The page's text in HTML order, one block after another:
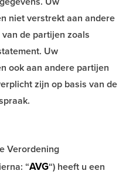
niet verstrekt aan andere
de partijen zoals
Uw
ook aan andere partijen
zijn op basis van de
Verordening
“AVG“) heeft u een